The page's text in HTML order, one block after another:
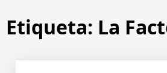
Etiqueta: La